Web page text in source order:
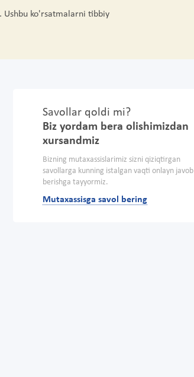
Ushbu ko'rsatmalarni tibbiy
Savollar qoldi mi?
Biz yordam bera olishimizdan
xursandmiz
Bizning mutaxassislarimiz sizni qiziqtirgan
savollarga kunning istalgan vaqti onlayn javob
berishga tayyormiz.
Mutaxassisga savol bering